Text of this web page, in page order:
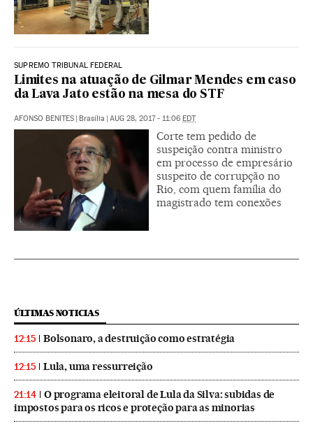
SUPREMO TRIBUNAL FEDERAL
Limites na atuação de Gilmar Mendes em caso
da Lava Jato estão na mesa do STF
AFONSO BENITES | Brasília | AUG 28, 2017 - 11:06 EDT
Corte tem pedido de
suspeição contra ministro
em processo de empresário
suspeito de corrupção no
Rio, com quem família do
magistrado tem conexões
ÚLTIMAS NOTICIAS
12:15 Bolsonaro, a destruição como estratégia
12:15 Lula, uma ressurreição
21:14
O programa eleitoral de Lula da Silva: subidas de
impostos para os ricos e proteção para as minorias